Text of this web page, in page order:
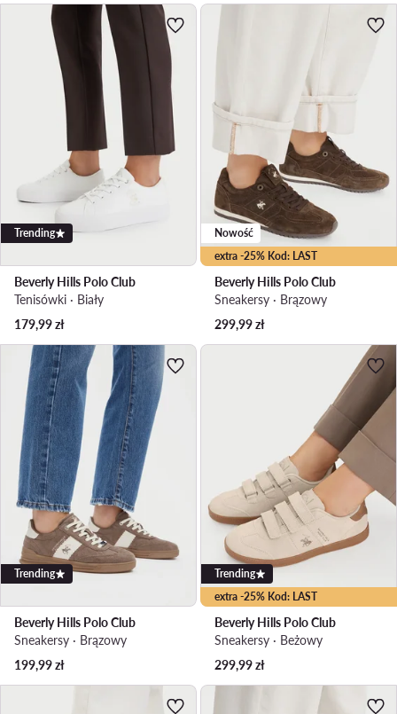
Trending
Beverly Hills Polo Club
Tenisówki · Biały
179,99zł
extra -25% Kod: LAST
Nowość
Beverly Hills Polo Club
Sneakersy · Brązowy
299,99zł
Trending
Beverly Hills Polo Club
Sneakersy · Brązowy
199,99zł
extra -25% Kod: LAST
Trending
Beverly Hills Polo Club
Sneakersy · Beżowy
299,99zł